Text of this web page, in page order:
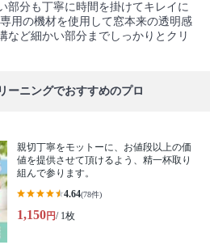
部分も丁寧に時間を掛けてキレイに
用の機材を使用して窓本来の透明感
など細かい部分までしっかりとクリ
ーニングでおすすめのプロ
親切丁寧をモットーに、お値段以上の価
値を提供させて頂けるよう、精一杯取り
組んで参ります。
4.64(78件)
1,150円/ 1枚